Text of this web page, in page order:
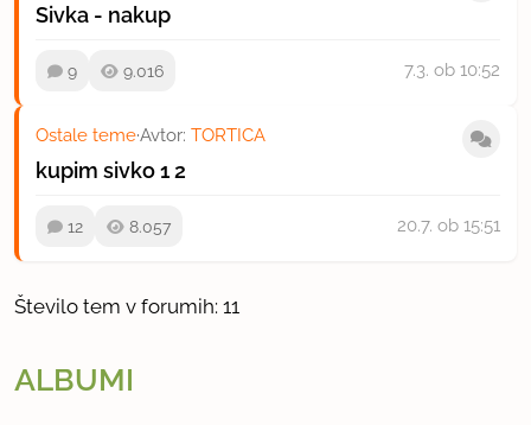
Sivka - nakup
9 9.016 7.3. ob 10:52
Ostale teme·Avtor: TORTICA
kupim sivko1 2
12 8.057 20.7. ob 15:51
Število tem v forumih: 11
ALBUMI